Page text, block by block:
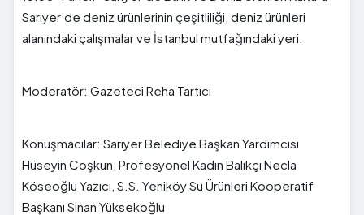
Sarıyer’de deniz ürünlerinin çeşitliliği, deniz ürünleri
alanındaki çalışmalar ve İstanbul mutfağındaki yeri.
Moderatör: Gazeteci Reha Tartıcı
Konuşmacılar: Sarıyer Belediye Başkan Yardımcısı
Hüseyin Coşkun, Profesyonel Kadın Balıkçı Necla
Köseoğlu Yazıcı, S.S. Yeniköy Su Ürünleri Kooperatif
Başkanı Sinan Yüksekoğlu